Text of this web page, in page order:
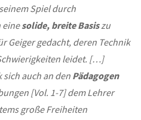
Spiel durch
einesolide, breite Basiszu
Geiger gedacht, deren Technik
leidet. […]
auch an den Pädagogen
[Vol. 1-7] dem Lehrer
große Freiheiten